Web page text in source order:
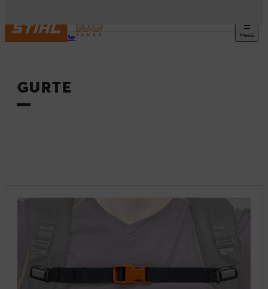
Menü
Startseite
GURTE